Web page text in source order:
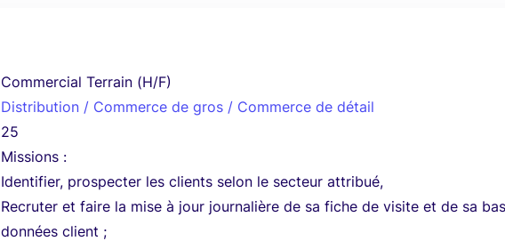
Commercial Terrain (H/F)
Distribution / Commerce de gros / Commerce de détail
25
Missions :
Identifier, prospecter les clients selon le secteur attribué,
Recruter et faire la mise à jour journalière de sa fiche de visite et de sa
données client ;